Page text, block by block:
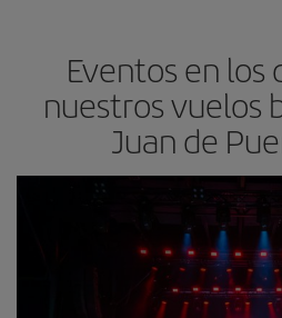
Eventos en los
nuestros vuelos
Juan de